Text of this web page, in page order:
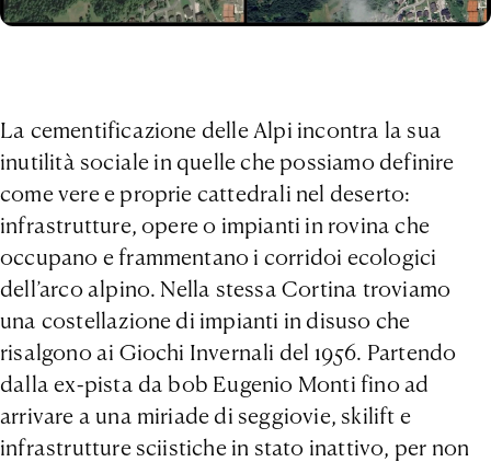
La cementificazione delle Alpi incontra la sua
inutilità sociale in quelle che possiamo definire
come vere e proprie cattedrali nel deserto:
infrastrutture, opere o impianti in rovina che
occupano e frammentano i corridoi ecologici
dell’arco alpino. Nella stessa Cortina troviamo
una costellazione di impianti in disuso che
risalgono ai Giochi Invernali del 1956. Partendo
dalla ex-pista da bob Eugenio Monti fino ad
arrivare a una miriade di seggiovie, skilift e
infrastrutture sciistiche in stato inattivo, per non